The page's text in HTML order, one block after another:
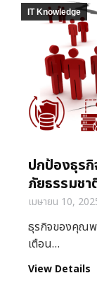
IT Knowledge
ปกป้องธุร
ภัยธรรมช
เมษายน 10,
ธุรกิจของคุณพ
เตือน…
View Details